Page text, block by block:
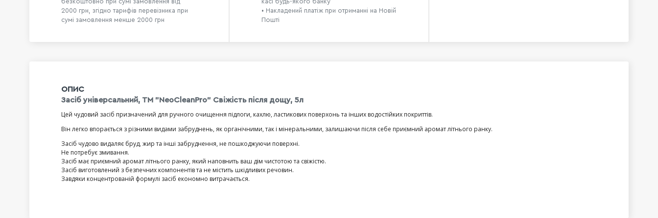
безкоштовно при сумі замовлення від
2000 грн, згідно тарифів перевізника при
сумі замовлення менше 2000 грн
касі будь-якого банку
• Накладений платіж при отриманні на Новій
Пошті
ОПИС
Засіб універсальний, ТМ "NeoCleanPro" Свіжість після дощу, 5л
Цей чудовий засіб призначений для ручного очищення підлоги, кахлю, ластикових поверхонь та інших водостійких покриттів.
Він легко впорається з різними видами забруднень, як органічними, так і мінеральними, залишаючи після себе приємний аромат літнього ранку.
Засіб чудово видаляє бруд, жир та інші забруднення, не пошкоджуючи поверхні.
Не потребує змивання.
Засіб має приємний аромат літнього ранку, який наповнить ваш дім чистотою та свіжістю.
Засіб виготовлений з безпечних компонентів та не містить шкідливих речовин.
Завдяки концентрованій формулі засіб економно витрачається.